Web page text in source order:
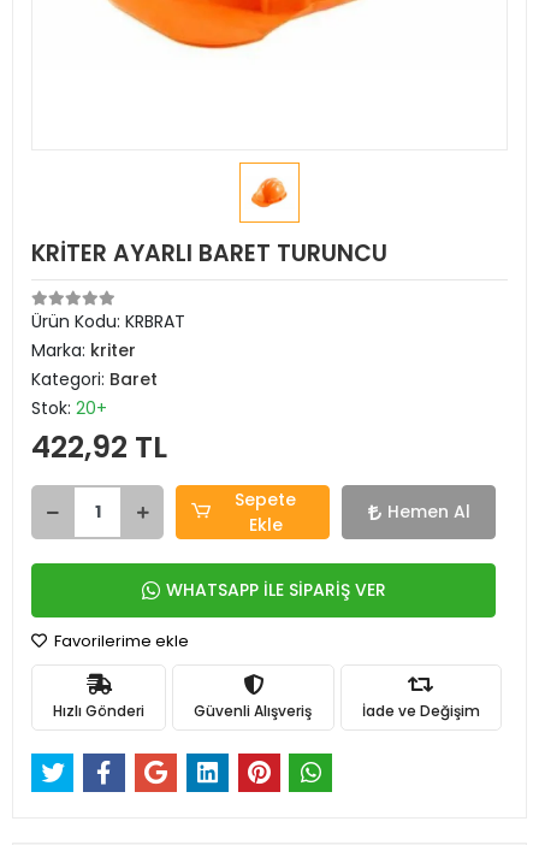
KRİTER AYARLI BARET TURUNCU
Ürün Kodu: KRBRAT
Marka: kriter
Kategori: Baret
Stok: 20+
422,92 TL
Sepete
Ekle
Hemen Al
WHATSAPP İLE SİPARİŞ VER
Favorilerime ekle
Hızlı Gönderi Güvenli Alışveriş İade ve Değişim